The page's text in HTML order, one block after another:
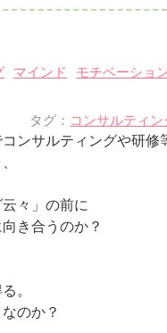
マインド
モチベーショ
タグ： コンサルティン
ンサルティングや研修
云々」の前に
き合うのか？
。
のか？